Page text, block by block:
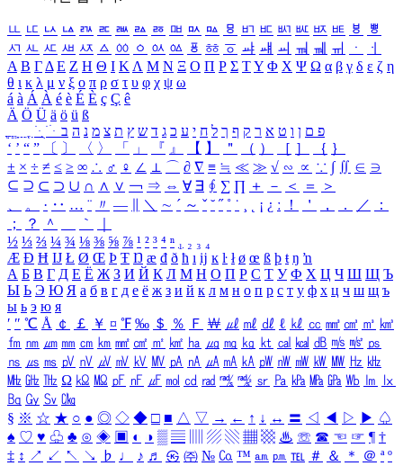
ㅥ ㅦ ㅧ ㅨ ㅩ ㅪ ㅫ ㅬ ㅭ ㅮ ㅯ ㅰ ㅱ ㅲ ㅳ ㅴ ㅵ ㅶ ㅷ ㅸ
ㅹ
ㅺ ㅻ ㅼ ㅽ ㅾ ㅿ ㆀ ㆁ ㆂ ㆃ ㆄ ㆅ ㆆ ㆇ ㆈ ㆉ ㆊ ㆋ ㆌ ㆍ
ㆎ
Α Β ΓΔ Ε Ζ Η Θ Ι ΚΛ Μ Ν Ξ Ο Π Ρ Σ ΤΥ Φ Χ Ψ Ω α β γ δ ε ζ η
θ ι κ λ μ ν ξ ο π ρ σ τ υ φ χ ψ ω
á à Á À é è É È ç Ç ê
Ä Ö Ü ä ö ü ß
ִֶֹ ֻּ ׁׂ פ ם ן ו ט א ר ק ף ך ל ח י ע כ ג ד ש ץ ת צ מ נ ה ב
‘ ’ “ ” 〔 〕 〈 〉 「 」 『 』 【 】 ＂ （ ） ［ ］ ｛ ｝
± × ÷ ≠ ≤ ≥ ∞ ∴ ♂ ♀ ∠ ⊥ ⌒ ∂ ∇ ≡ ≒ ≪ ≫ √ ∽ ∝ ∵ ∫ ∬ ∈ ∋
⊆ ⊇ ⊂ ⊃ ∪ ∩ ∧ ∨ ￢ ⇒ ⇔ ∀ ∃ ∮ ∑ ∏ ＋ － ＜ ＝
＞
、
。 · ‥ … ¨ 〃 ― ＼ ∼ ´ ～ ˇ ˘ ˝ ˚ ˙ ¸ ¡ ¿ ː ！ ＇ ， ． ／
：
；
？ ＾ ｀
½ ⅓ ⅔ ¼ ¾ ⅛ ⅜ ⅝ ⅞ ¹ ² ³ ⁴ ⁿ ₁ ₂ ₃ ₄
Æ Ð Ħ Ĳ Ł Ø Œ Þ Ŧ Ŋ æ đ ð ħ ı ĳ ĸ ŀ ł ø œ ß þ ŧ ŋ ŉ
А Б В Г Д Е Ё Ж З И Й К Л М Н О П Р С Т У Ф Х Ц Ч Ш Щ Ъ
Ы Ь Э Ю Я а б в г д е ё ж з и й к л м н о п р с т у ф х ц ч ш щ ъ
ы ь э ю я
′ ″ ℃ Å ￠ ￡ ￥ ¤ ℉ ‰ ＄ ％ Ｆ ￦ ㎕ ㎖ ㎗ ℓ ㎘ ㏄ ㎣ ㎤ ㎥ ㎦
㎙ ㎚ ㎛ ㎜ ㎝ ㎞ ㎟ ㎠ ㎡ ㎢ ㏊ ㎍ ㎎ ㎏ ㏏ ㎈ ㎉ ㏈ ㎧ ㎨ ㎰
㎱ ㎲ ㎳ ㎴ ㎵ ㎶ ㎷ ㎸ ㎹ ㎀ ㎁ ㎂ ㎃ ㎄ ㎺ ㎻ ㎽ ㎾ ㎿ ㎐ ㎑
㎒ ㎓ ㎔ Ω ㏀ ㏁ ㎊ ㎋ ㎌ ㏖ ㏅ ㎭ ㎮ ㎯ ㏛ ㎩ ㎪ ㎫ ㎬ ㏝ ㏐
㏓
㏃ ㏉ ㏜ ㏆
§ ※ ☆ ★ ○ ● ◎ ◇ ◆ □ ■ △ ▽ → ← ↑ ↓ ↔ 〓 ◁ ◀ ▷ ▶ ♤
♠ ♡ ♥ ♧ ♣ ⊙ ◈ ▣ ◐ ◑ ▒ ▤ ▨ ▧ ▦ ▩ ♨ ☏ ☎ ☜ ☞ ¶ †
‡ ↕ ↗ ↙ ↖ ↘ ♭ ♩ ♪ ♬ ㉿ ㈜ № ㏇ ™ ㏂ ㏘ ℡ ＃ ＆ ＊ ＠ ª º